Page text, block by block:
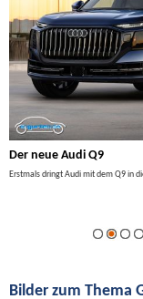
Der neue Audi Q9
Erstmals dringt Audi mit dem Q9 in
Bilder zum Thema